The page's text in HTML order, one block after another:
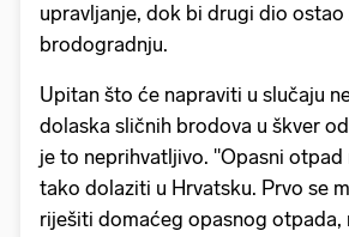
upravljanje, dok bi drugi dio ostao
brodogradnju.
Upitan što će napraviti u slučaju
dolaska sličnih brodova u škver
je to neprihvatljivo. "Opasni otpad
tako dolaziti u Hrvatsku. Prvo se
riješiti domaćeg opasnog otpada,